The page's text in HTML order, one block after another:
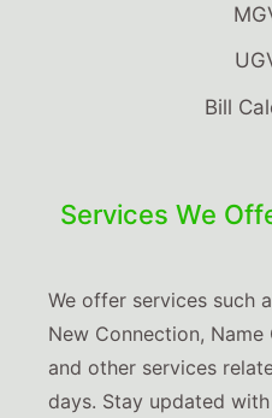
Bill
Services We
We offer services such
New Connection, Name
and other services
days. Stay updated